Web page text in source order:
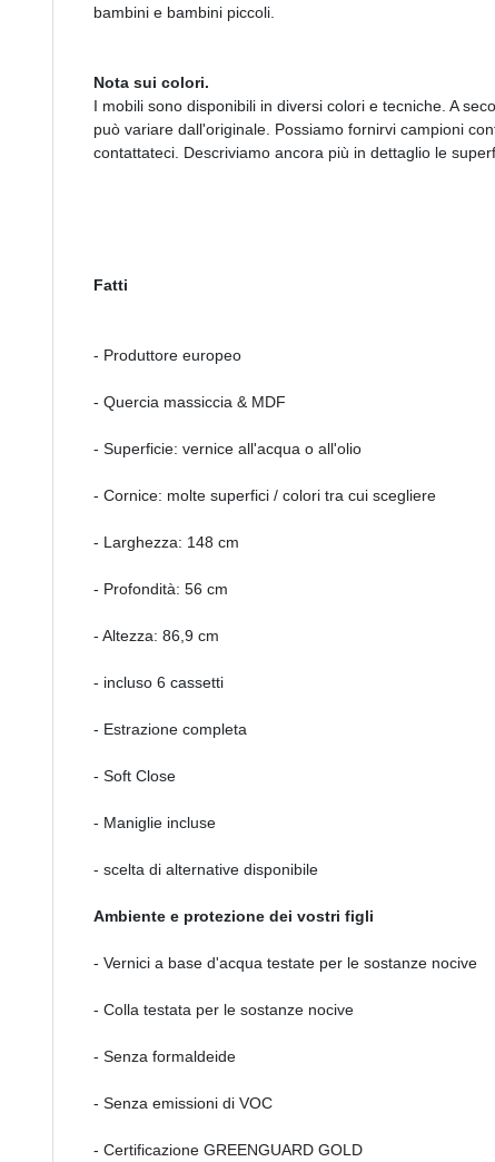
bambini e bambini piccoli.
Nota sui colori.
I mobili sono disponibili in diversi colori e tecniche. A
può variare dall'originale. Possiamo fornirvi campioni
contattateci. Descriviamo ancora più in dettaglio le
Fatti
- Produttore europeo
- Quercia massiccia & MDF
- Superficie: vernice all'acqua o all'olio
- Cornice: molte superfici / colori tra cui scegliere
- Larghezza: 148 cm
- Profondità: 56 cm
- Altezza: 86,9 cm
- incluso 6 cassetti
- Estrazione completa
- Soft Close
- Maniglie incluse
- scelta di alternative disponibile
Ambiente e protezione dei vostri figli
- Vernici a base d'acqua testate per le sostanze nocive
- Colla testata per le sostanze nocive
- Senza formaldeide
- Senza emissioni di VOC
- Certificazione GREENGUARD GOLD